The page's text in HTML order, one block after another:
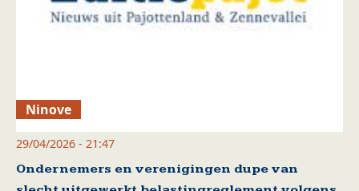
Ninove
29/04/2026 - 21:47
Ondernemers en verenigingen dupe van